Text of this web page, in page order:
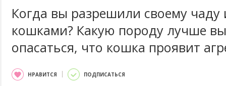
Когда вы разрешили своему чаду
кошками? Какую породу лучше
опасаться, что кошка проявит
НРАВИТСЯ ПОДПИСАТЬСЯ